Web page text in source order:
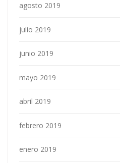
agosto 2019
julio 2019
junio 2019
mayo 2019
abril 2019
febrero 2019
enero 2019